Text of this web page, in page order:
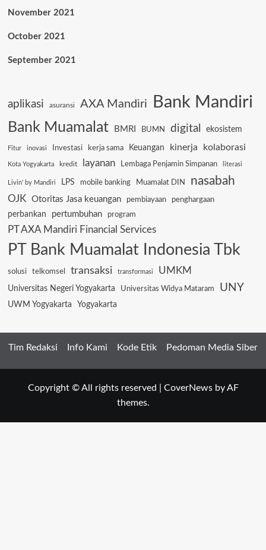
November 2021
October 2021
September 2021
aplikasi asuransi AXA Mandiri Bank Mandiri
Bank Muamalat BMRI BUMN digital ekosistem
Fitur inovasi Investasi kerja sama Keuangan kinerja kolaborasi
Kota Yogyakarta kredit layanan Lembaga Penjamin Simpanan literasi
Livin' by Mandiri LPS mobile banking Muamalat DIN nasabah
OJK Otoritas Jasa keuangan pembiayaan
penghargaan
perbankan
pertumbuhan program
PT AXA Mandiri Financial Services
PT Bank Muamalat Indonesia Tbk
solusi telkomsel transaksi transformasi UMKM
Universitas Negeri Yogyakarta Universitas Widya Mataram UNY
UWM Yogyakarta Yogyakarta
Tim Redaksi Info Kami Kode Etik Pedoman Media Siber
Copyright © All rights reserved CoverNewsby AF
themes.